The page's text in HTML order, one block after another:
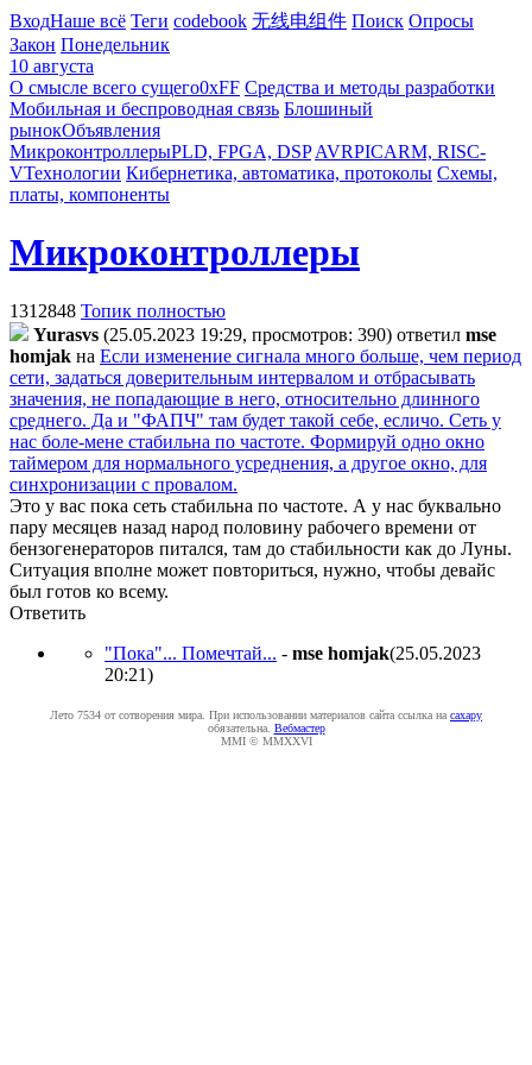
ВходНаше всё Теги codebook 无线电组件 Поиск Опросы
Закон Понедельник
10 августа
О смысле всего сущего0xFF Средства и методы разработки
Мобильная и беспроводная связь Блошиный
рынокОбъявления
МикроконтроллерыPLD, FPGA, DSP AVRPICARM, RISC-
VТехнологии Кибернетика, автоматика, протоколы Схемы,
платы, компоненты
Микроконтроллеры
1312848 Топик полностью
Yurasvs (25.05.2023 19:29, просмотров: 390) ответил mse
homjak на Если изменение сигнала много больше, чем период
сети, задаться доверительным интервалом и отбрасывать
значения, не попадающие в него, относительно длинного
среднего. Да и "ФАПЧ" там будет такой себе, есличо. Сеть у
нас боле-мене стабильна по частоте. Формируй одно окно
таймером для нормального усреднения, а другое окно, для
синхронизации с провалом.
Это у вас пока сеть стабильна по частоте. А у нас буквально
пару месяцев назад народ половину рабочего времени от
бензогенераторов питался, там до стабильности как до Луны.
Ситуация вполне может повториться, нужно, чтобы девайс
был готов ко всему.
Ответить
"Пока"... Помечтай... - mse homjak(25.05.2023
20:21)
Лето 7534 от сотворения мира. При использовании материалов сайта ссылка на caxapу
обязательна. Вебмастер
MMI © MMXXVI